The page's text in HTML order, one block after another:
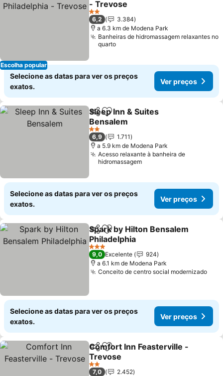
Escolha popular
- Trevose
Ver preços
2 Estrelas
6,2
3.384
a 6.3 km de Modena Park
Banheiras de hidromassagem relaxantes no
quarto
Selecione as datas para ver os preços
exatos.
Ver preços
PartilharAdicionar aos favoritos
Sleep Inn & Suites
Bensalem
Ver preços
2 Estrelas
6,9
1.711
a 5.9 km de Modena Park
Acesso relaxante à banheira de
hidromassagem
Selecione as datas para ver os preços
exatos.
Ver preços
PartilharAdicionar aos favoritos
Spark by Hilton Bensalem
Philadelphia
Ver preços
3 Estrelas
9,0 Excelente
924
a 6.1 km de Modena Park
Conceito de centro social modernizadoVer
Selecione as datas para ver os preços
exatos.
Ver preços
PartilharAdicionar aos favoritos
Comfort Inn Feasterville -
Trevose
Ver preços
2 Estrelas
7,0
2.452